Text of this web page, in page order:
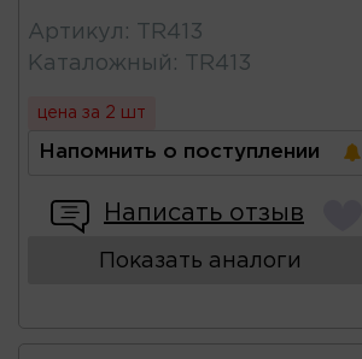
Артикул :
TR413
Каталожный : TR413
цена за 2 шт
Напомнить о поступлении
Написать отзыв
Показать аналоги